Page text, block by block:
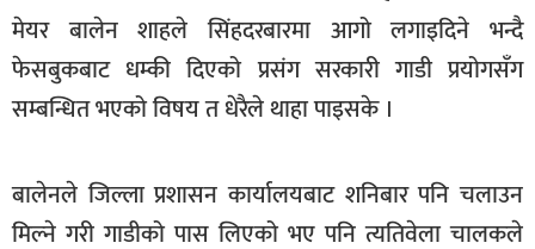
अन्तराष्ट्रिय
अन्तरबार्ता
अर्थ
मनोरञ्जन
मेयर बालेन शाहले सिंहदरबारमा आगो लगाइदिने भन्दै
फेसबुकबाट धम्की दिएको प्रसंग सरकारी गाडी प्रयोगसँग
सम्बन्धित भएको विषय त धेरैले थाहा पाइसके ।
बालेनले जिल्ला प्रशासन कार्यालयबाट शनिबार पनि चलाउन
मिल्ने गरी गाडीको पास लिएको भए पनि त्यतिवेला चालकले